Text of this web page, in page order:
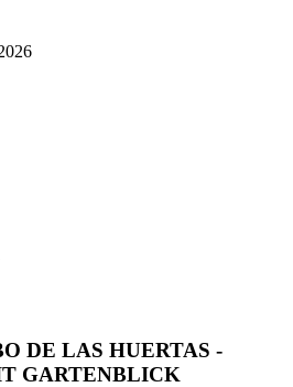
DE LAS HUERTAS -
GARTENBLICK